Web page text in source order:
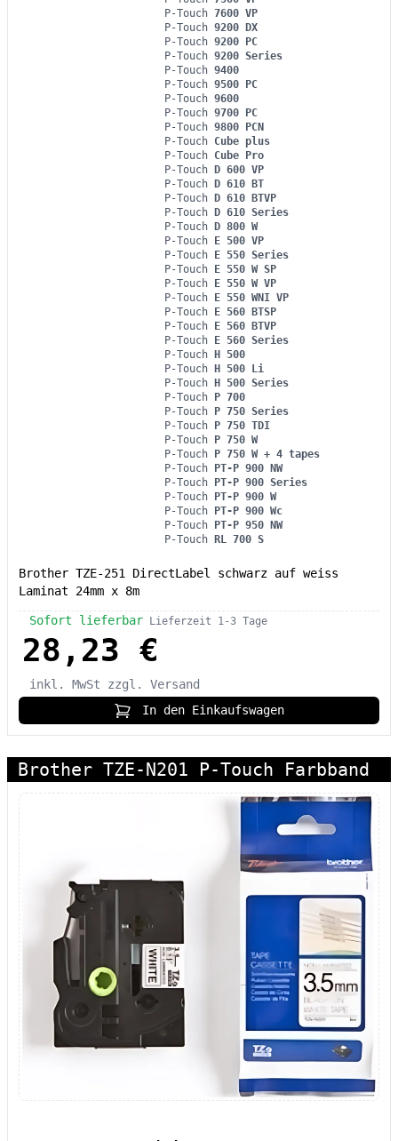
P-Touch 7600 VP
P-Touch 9200 DX
P-Touch 9200 PC
P-Touch 9200 Series
P-Touch 9400
P-Touch 9500 PC
P-Touch 9600
P-Touch 9700 PC
P-Touch 9800 PCN
P-Touch Cube plus
P-Touch Cube Pro
P-Touch D 600 VP
P-Touch D 610 BT
P-Touch D 610 BTVP
P-Touch D 610 Series
P-Touch D 800 W
P-Touch E 500 VP
P-Touch E 550 Series
P-Touch E 550 W SP
P-Touch E 550 W VP
P-Touch E 550 WNI VP
P-Touch E 560 BTSP
P-Touch E 560 BTVP
P-Touch E 560 Series
P-Touch H 500
P-Touch H 500 Li
P-Touch H 500 Series
P-Touch P 700
P-Touch P 750 Series
P-Touch P 750 TDI
P-Touch P 750 W
P-Touch P 750 W + 4 tapes
P-Touch PT-P 900 NW
P-Touch PT-P 900 Series
P-Touch PT-P 900 W
P-Touch PT-P 900 Wc
P-Touch PT-P 950 NW
P-Touch RL 700 S
Brother TZE-251 DirectLabel schwarz auf weiss
Laminat 24mm x 8m
Sofort lieferbar Lieferzeit 1-3 Tage
28,23 €
inkl. MwSt
zzgl. Versand
In den Einkaufswagen
Brother TZE-N201 P-Touch Farbband